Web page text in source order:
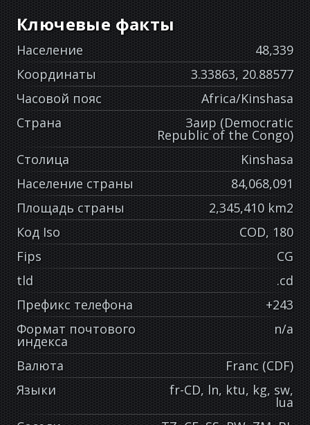
Ключевые факты
Население
48,339
Координаты
3.33863, 20.88577
Часовой пояс
Africa/Kinshasa
Страна
Заир (Democratic
Republic of the Congo)
Столица
Kinshasa
Население страны
84,068,091
Площадь страны
2,345,410 km2
Код Iso
COD, 180
Fips
CG
tld
.cd
Префикс телефона
+243
Формат почтового
индекса
n/a
Валюта
Franc (CDF)
Языки
fr-CD, ln, ktu, kg, sw,
lua